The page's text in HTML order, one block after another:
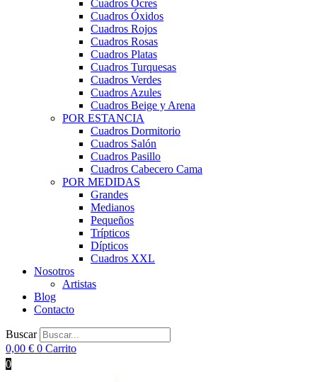
Cuadros Ocres
Cuadros Óxidos
Cuadros Rojos
Cuadros Rosas
Cuadros Platas
Cuadros Turquesas
Cuadros Verdes
Cuadros Azules
Cuadros Beige y Arena
POR ESTANCIA
Cuadros Dormitorio
Cuadros Salón
Cuadros Pasillo
Cuadros Cabecero Cama
POR MEDIDAS
Grandes
Medianos
Pequeños
Trípticos
Dípticos
Cuadros XXL
Nosotros
Artistas
Blog
Contacto
Buscar
0,00 € 0 Carrito
0